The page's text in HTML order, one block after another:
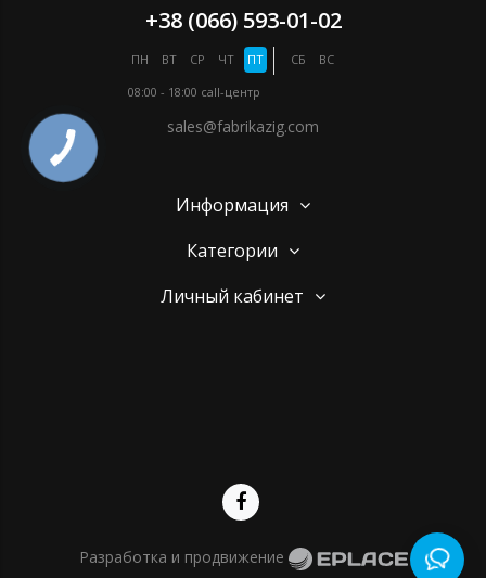
+38 (066) 593-01-02
ПН ВТ СР ЧТ ПТ СБ
ВС
08:00 - 18:00 call-центр
sales@fabrikazig.com
Информация
Категории
Личный кабинет
Разработка и продвижение